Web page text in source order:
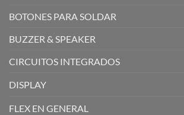
BOTONES PARA SOLDAR
BUZZER & SPEAKER
CIRCUITOS INTEGRADOS
DISPLAY
FLEX EN GENERAL